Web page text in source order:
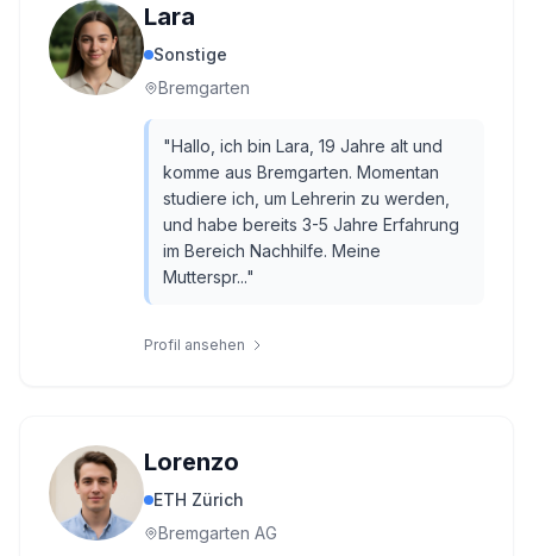
Lara
Sonstige
Bremgarten
"Hallo, ich bin Lara, 19 Jahre alt und
komme aus Bremgarten. Momentan
studiere ich, um Lehrerin zu werden,
und habe bereits 3-5 Jahre Erfahrung
im Bereich Nachhilfe. Meine
Mutterspr..."
Profil ansehen
Lorenzo
ETH Zürich
Bremgarten AG